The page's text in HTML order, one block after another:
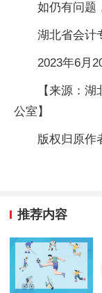
如仍有问题
湖北省会计
2023年6月
【来源：
公室】
版权归原作
推荐内容